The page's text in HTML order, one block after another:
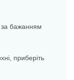
за бажанням
приберіть